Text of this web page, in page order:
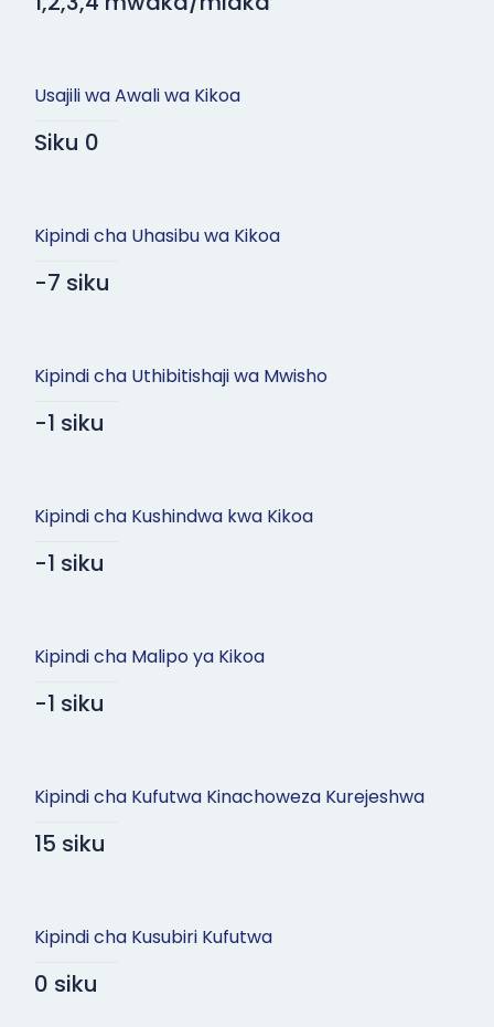
Usajili wa Awali wa Kikoa
Siku 0
Kipindi cha Uhasibu wa Kikoa
-7 siku
Kipindi cha Uthibitishaji wa Mwisho
-1 siku
Kipindi cha Kushindwa kwa Kikoa
-1 siku
Kipindi cha Malipo ya Kikoa
-1 siku
Kipindi cha Kufutwa Kinachoweza Kurejeshwa
15 siku
Kipindi cha Kusubiri Kufutwa
0 siku